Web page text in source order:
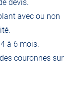
devis.
avec ou non
à 6 mois.
couronnes sur